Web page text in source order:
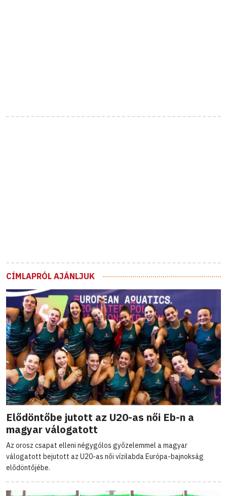
CÍMLAPRÓL AJÁNLJUK
Elődöntőbe jutott az U20-as női Eb-n a
magyar válogatott
Az orosz csapat elleni négygólos győzelemmel a magyar
válogatott bejutott az U20-as női vízilabda Európa-bajnokság
elődöntőjébe.